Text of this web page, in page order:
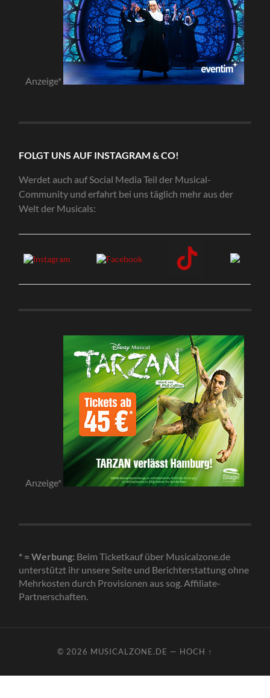
Anzeige*
FOLGT UNS AUF INSTAGRAM & CO!
Werdet auch auf Social Media Teil der Musical-
Community und erfahrt bei uns täglich mehr aus der
Welt der Musicals:
Anzeige*
* = Werbung: Beim Ticketkauf über Musicalzone.de
unterstützt ihr unsere Seite und Berichterstattung ohne
Mehrkosten durch Provisionen aus sog. Affiliate-
Partnerschaften.
© 2026 MUSICALZONE.DE — HOCH ↑